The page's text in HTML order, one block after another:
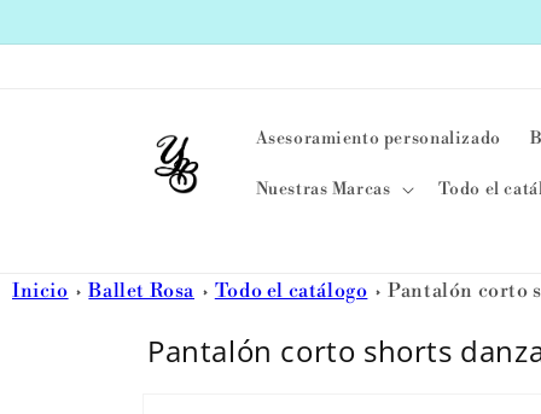
al contenido
Asesoramiento personalizado
Nuestras Marcas Todo el
Inicio Ballet Rosa Todo el catálogo Pantalón corto
Pantalón corto shorts